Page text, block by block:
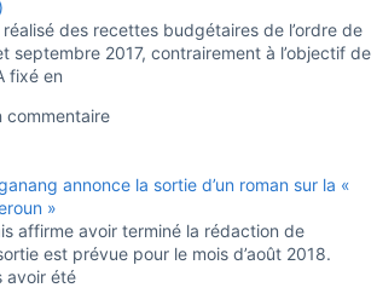
réalisé des recettes budgétaires de l’ordre de
septembre 2017, contrairement à l’objectif de
fixé en
commentaire
annonce la sortie d’un roman sur la «
»
affirme avoir terminé la rédaction de
est prévue pour le mois d’août 2018.
avoir été